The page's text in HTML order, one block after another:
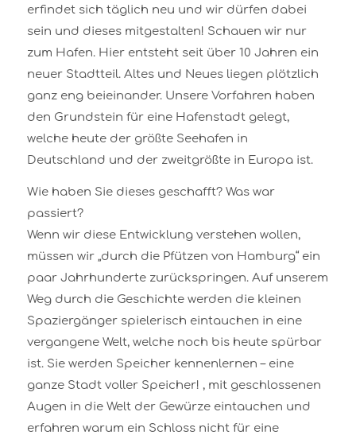
erfindet sich täglich neu und wir dürfen dabei
sein und dieses mitgestalten! Schauen wir nur
zum Hafen. Hier entsteht seit über 10 Jahren ein
neuer Stadtteil. Altes und Neues liegen plötzlich
ganz eng beieinander. Unsere Vorfahren haben
den Grundstein für eine Hafenstadt gelegt,
welche heute der größte Seehafen in
Deutschland und der zweitgrößte in Europa ist.
Wie haben Sie dieses geschafft? Was war
passiert?
Wenn wir diese Entwicklung verstehen wollen,
müssen wir „durch die Pfützen von Hamburg“ ein
paar Jahrhunderte zurückspringen. Auf unserem
Weg durch die Geschichte werden die kleinen
Spaziergänger spielerisch eintauchen in eine
vergangene Welt, welche noch bis heute spürbar
ist. Sie werden Speicher kennenlernen – eine
ganze Stadt voller Speicher! , mit geschlossenen
Augen in die Welt der Gewürze eintauchen und
erfahren warum ein Schloss nicht für eine